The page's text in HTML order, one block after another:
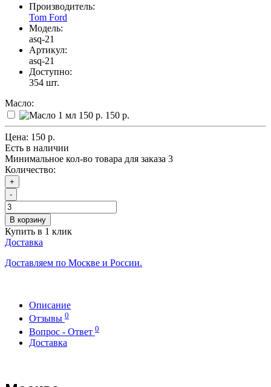
Производитель:
Tom Ford
Модель:
asq-21
Артикул:
asq-21
Доступно:
354 шт.
Масло:
150 р.
Цена: 150 р.
Есть в наличии
Минимальное кол-во товара для заказа 3
Количество:
+
-
В корзину
Купить в 1 клик
Доставка
Доставляем по Москве и России.
Описание
Отзывы 0
Вопрос - Ответ 0
Доставка